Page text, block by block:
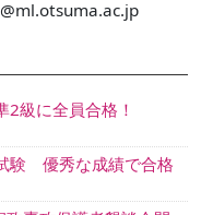
2級に全員合格！
験 優秀な成績で合格